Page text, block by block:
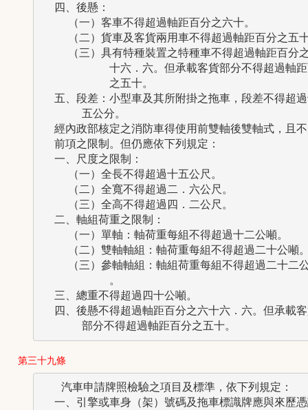
  四、後懸：
    （一）客車不得超過軸距百分之六十。
（二）貨車及客貨兩用車不得超過軸距百分之五
（三）具有特種裝置之特種車不得超過軸距百分
十六．六。但承載客貨部分不得超過軸
          之五十。
五、段差：小型車及其所附掛之拖車，段差不得超
      五公分。
經內政部核定之消防車得使用前雙軸後雙軸式，且
  前項之限制。但仍應依下列規定：
  一、尺度之限制：
    （一）全長不得超過十五公尺。
    （二）全寬不得超過二．六公尺。
    （三）全高不得超過四．二公尺。
  二、軸組荷重之限制：
    （一）單軸：軸荷重每組不得超過十二公噸。
（二）雙軸軸組：軸荷重每組不得超過二十公噸
（三）參軸軸組：軸組荷重每組不得超過二十二
          。
  三、總重不得超過四十公噸。
四、後懸不得超過軸距百分之六十六．六。但承載
      部分不得超過軸距百分之五十。
第三十九條
   汽車申請牌照檢驗之項目及標準，依下列規定：
一、引擎或車身（架）號碼及拖車標識牌應與來歷